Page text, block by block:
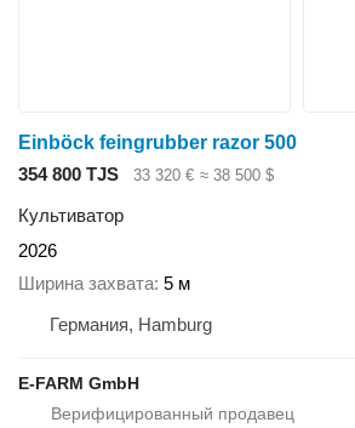
Einböck feingrubber razor 500
354 800 TJS
33 320 € ≈ 38 500 $
Культиватор
2026
Ширина захвата 5 м
Германия, Hamburg
E-FARM GmbH